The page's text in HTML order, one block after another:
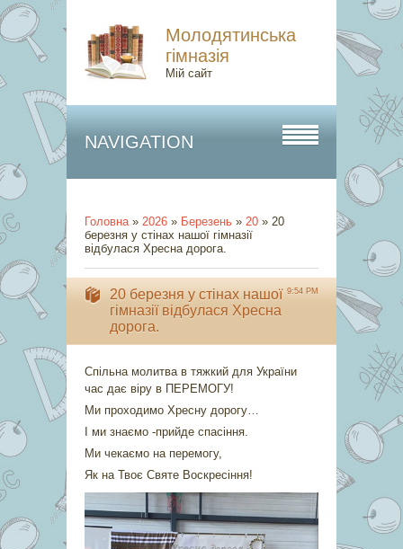
Молодятинська
гімназія
Мій сайт
NAVIGATION
Головна » 2026 » Березень » 20 » 20
березня у стінах нашої гімназії
відбулася Хресна дорога.
9:54 PM
20 березня у стінах нашої
гімназії відбулася Хресна
дорога.
Спільна молитва в тяжкий для України
час дає віру в ПЕРЕМОГУ!
Ми проходимо Хресну дорогу…
І ми знаємо -прийде спасіння.
Ми чекаємо на перемогу,
Як на Твоє Святе Воскресіння!